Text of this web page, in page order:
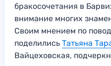
бракосочетания в
внимание многих
Своим мнением по
поделились Татьяна
Вайцеховская,